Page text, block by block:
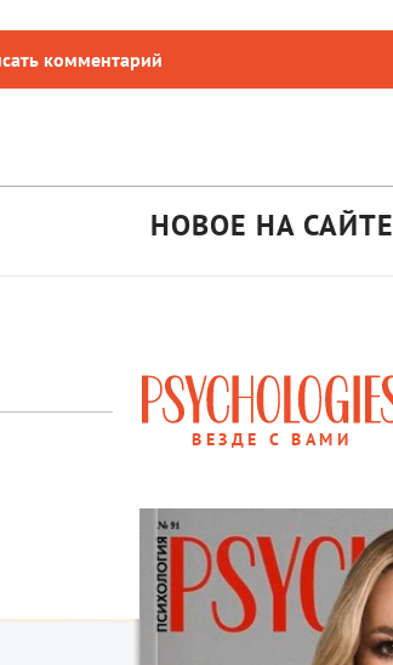
комментарий
НОВОЕ НА САЙТЕ
ВЕЗДЕ С ВАМИ